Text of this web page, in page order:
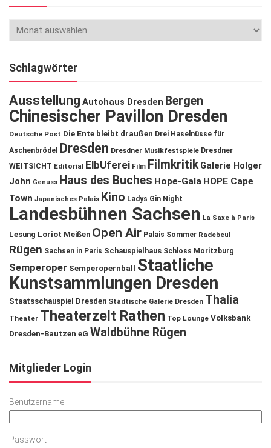
Schlagwörter
Ausstellung Autohaus Dresden Bergen
Chinesischer Pavillon Dresden
Deutsche Post Die Ente bleibt draußen Drei Haselnüsse für
Aschenbrödel
Dresden Dresdner Musikfestspiele Dresdner
WEITSICHT Editorial ElbUferei Film Filmkritik Galerie Holger
John Genuss Haus des Buches Hope-Gala HOPE Cape
Town Japanisches Palais Kino Ladys Gin Night
Landesbühnen Sachsen La Saxe à Paris
Lesung Loriot Meißen Open Air Palais Sommer Radebeul
Rügen Sachsen in Paris Schauspielhaus Schloss Moritzburg
Semperoper Semperopernball
Staatliche
Kunstsammlungen Dresden
Staatsschauspiel Dresden Städtische Galerie Dresden Thalia
Theater Theaterzelt Rathen Top Lounge Volksbank
Dresden-Bautzen eG Waldbühne Rügen
Mitglieder Login
Benutzername
Passwort